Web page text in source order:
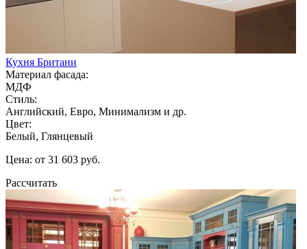
Кухня Британи
Материал фасада:
МДФ
Стиль:
Английский, Евро, Минимализм и др.
Цвет:
Белый, Глянцевый
Цена: от 31 603 руб.
Рассчитать